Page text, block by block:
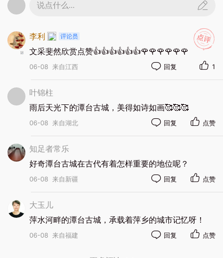
沿着步道深入，一块刻着“十字街”的石碑静静伫
立在开阔的道路中央。碑上的文字令人惊叹：早在
三千多年前的潭台古城内，就已经形成了东西、南
字街”。碑下方的平面图清晰地标出了古城的轮廓：
北、南、西三座城门，城内的楚王台、居住区、文
化层，以及那条贯穿全城的十字街。更令人感慨的
是，这种“十字街”的城市规划理念，被后来的古岗古
城、凤凰池古城完整继承，直到今天，萍乡老城区
的街巷格局依然延续着这一古老的传统。三千年前
的城市基因，就这样悄无声息地流淌在现代萍乡的
说点什么...
李利
文采斐然欣赏点赞👍👍👍👍👍👍🌹🌹🌹🌹🌹🌹
06-08 来自江西 回复 1
叶锦柱
雨后天光下的潭台古城，美得如诗如画🥰🥰🥰
06-08 来自湖北 回复 点赞
知足者常乐
好奇潭台古城在古代有着怎样重要的地位呢？
06-08 来自新疆 回复 点赞
大玉儿
萍水河畔的潭台古城，承载着萍乡的城市记忆呀！
06-08 来自福建 回复 点赞